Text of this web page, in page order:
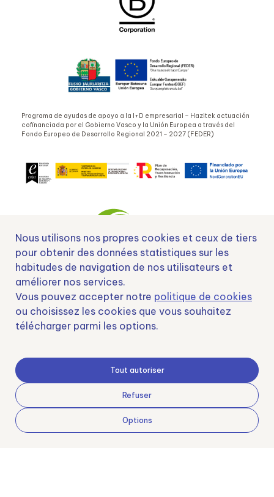
Programa de ayudas de apoyo a la I+D empresarial – Hazitek actuación
cofinanciada por el Gobierno Vasco y la Unión Europea a través del
Fondo Europeo de Desarrollo Regional 2021 – 2027 (FEDER)
Nº EXP 00152378 / SNEO-20222129 Financiado por la Unión Europea –
Samoving, S.L. En el marco del Programa ICEX Next, ha contado con el apoyo
de ICEX y con la cofinanciación del fondo europeo FEDER. LA finalidad de este
apoyo es contribuir al desarrollo internacional de la empresa y de su entorno.
Fondo Europeo de Desarrollo Regional
Nous utilisons nos propres cookies et ceux de tiers
pour obtenir des données statistiques sur les
habitudes de navigation de nos utilisateurs et
améliorer nos services.
Vous pouvez accepter notre politique de cookies
ou choisissez les cookies que vous souhaitez
télécharger parmi les options.
Tout autoriser
Refuser
Options